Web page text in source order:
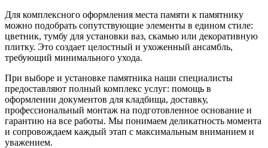
Для комплексного оформления места памяти к памятнику
можно подобрать сопутствующие элементы в едином стиле:
цветник, тумбу для установки ваз, скамью или декоративную
плитку. Это создает целостный и ухоженный ансамбль,
требующий минимального ухода.
При выборе и установке памятника наши специалисты
предоставляют полный комплекс услуг: помощь в
оформлении документов для кладбища, доставку,
профессиональный монтаж на подготовленное основание и
гарантию на все работы. Мы понимаем деликатность момента
и сопровождаем каждый этап с максимальным вниманием и
уважением.